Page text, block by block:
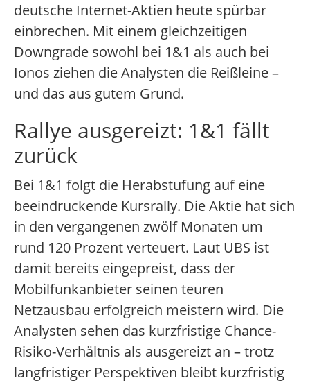
deutsche Internet-Aktien heute spürbar
einbrechen. Mit einem gleichzeitigen
Downgrade sowohl bei 1&1 als auch bei
Ionos ziehen die Analysten die Reißleine –
und das aus gutem Grund.
Rallye ausgereizt: 1&1 fällt
zurück
Bei 1&1 folgt die Herabstufung auf eine
beeindruckende Kursrally. Die Aktie hat sich
in den vergangenen zwölf Monaten um
rund 120 Prozent verteuert. Laut UBS ist
damit bereits eingepreist, dass der
Mobilfunkanbieter seinen teuren
Netzausbau erfolgreich meistern wird. Die
Analysten sehen das kurzfristige Chance-
Risiko-Verhältnis als ausgereizt an – trotz
langfristiger Perspektiven bleibt kurzfristig